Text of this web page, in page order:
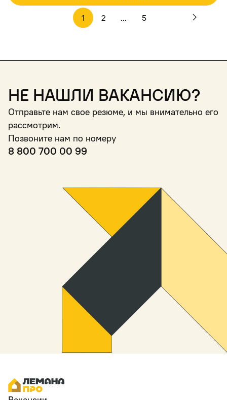
1 2 ... 5
Не нашли вакансию?
Отправьте нам свое резюме, и мы внимательно его
рассмотрим.
Позвоните нам по номеру
8 800 700 00 99